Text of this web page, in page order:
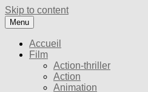
Skip to content
Menu
Accueil
Film
Action-thriller
Action
Animation